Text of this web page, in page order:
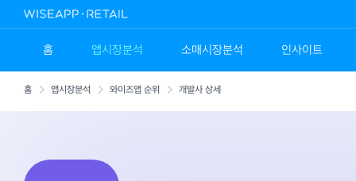
홈 앱시장분석 소매시장분석 인사이트
홈 앱시장분석 와이즈앱 순위 개발사 상세